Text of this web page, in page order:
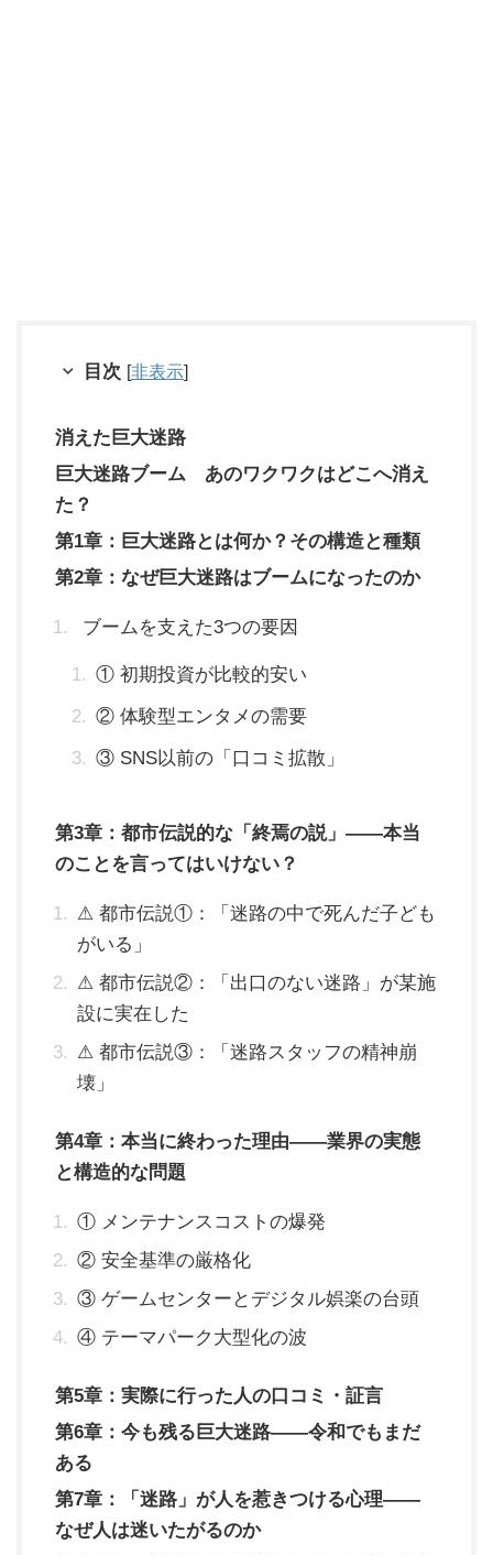
目次 [非表示]
消えた巨大迷路
巨大迷路ブーム あのワクワクはどこへ消え
た？
第1章：巨大迷路とは何か？その構造と種類
第2章：なぜ巨大迷路はブームになったのか
ブームを支えた3つの要因
① 初期投資が比較的安い
② 体験型エンタメの需要
③ SNS以前の「口コミ拡散」
第3章：都市伝説的な「終焉の説」——本当
のことを言ってはいけない？
⚠ 都市伝説①：「迷路の中で死んだ子ども
がいる」
⚠ 都市伝説②：「出口のない迷路」が某施
設に実在した
⚠ 都市伝説③：「迷路スタッフの精神崩
壊」
第4章：本当に終わった理由——業界の実態
と構造的な問題
① メンテナンスコストの爆発
② 安全基準の厳格化
③ ゲームセンターとデジタル娯楽の台頭
④ テーマパーク大型化の波
第5章：実際に行った人の口コミ・証言
第6章：今も残る巨大迷路——令和でもまだ
ある
第7章：「迷路」が人を惹きつける心理——
なぜ人は迷いたがるのか